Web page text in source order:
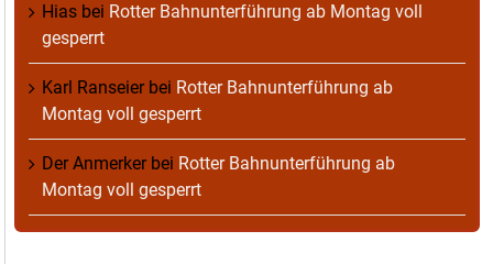
Hias bei Rotter Bahnunterführung ab Montag voll
gesperrt
Karl Ranseierbei Rotter Bahnunterführung ab
Montag voll gesperrt
Der Anmerkerbei Rotter Bahnunterführung ab
Montag voll gesperrt